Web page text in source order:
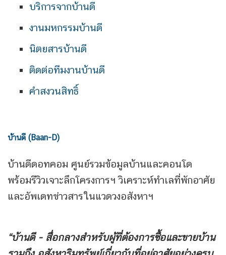
บริการจากบ้านดี
งานมหกรรมบ้านดี
นิตยสารบ้านดี
ติดต่อทีมงานบ้านดี
คำสงวนสิทธิ์
บ้านดี (Baan-D)
บ้านดีดอทคอม ศูนย์รวมข้อมูลบ้านและคอนโด
พร้อมรีวิวเจาะลึกโครงการฯ วิเคราะห์ทำเลที่พักอาศัย
และอัพเดทข่าวสารในแวดวงอสังหาฯ
“บ้านดี - สื่อกลางสำหรับผู้ที่ต้องการซื้อและขายบ้าน